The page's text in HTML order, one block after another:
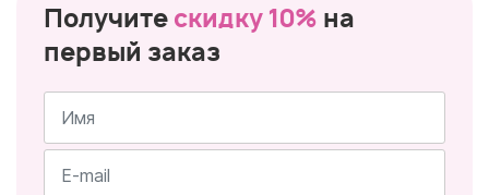
Получите скидку 10% на
первый заказ
Имя